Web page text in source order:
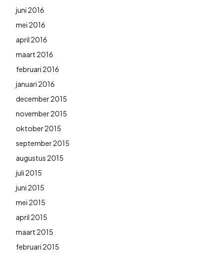
juni 2016
mei 2016
april 2016
maart 2016
februari 2016
januari 2016
december 2015
november 2015
oktober 2015
september 2015
augustus 2015
juli 2015
juni 2015
mei 2015
april 2015
maart 2015
februari 2015